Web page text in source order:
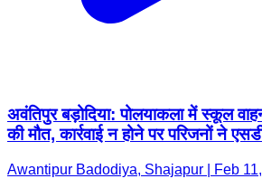
अवंतिपुर बड़ोदिया: पोलयाकला में स्कूल
की मौत, कार्रवाई न होने पर परिजनों ने
Awantipur Badodiya, Shajapur | Feb